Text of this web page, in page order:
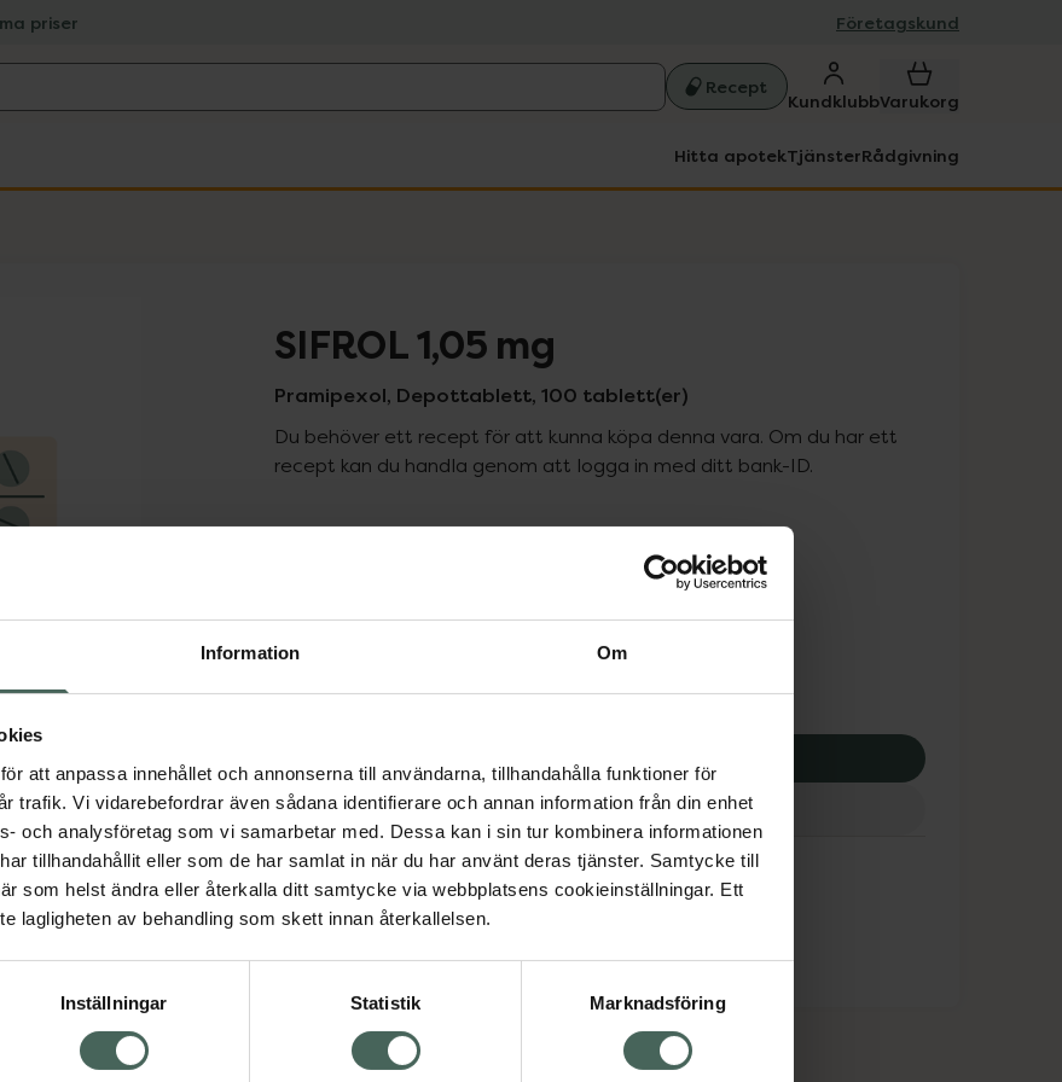
Information Om
att anpassa innehållet och annonserna till användarna, tillhandahålla funktioner för
trafik. Vi vidarebefordrar även sådana identifierare och annan information från din enhet
och analysföretag som vi samarbetar med. Dessa kan i sin tur kombinera informationen
tillhandahållit eller som de har samlat in när du har använt deras tjänster. Samtycke till
som helst ändra eller återkalla ditt samtycke via webbplatsens cookieinställningar. Ett
lagligheten av behandling som skett innan återkallelsen.
Inställningar Statistik Marknadsföring
priser Företagskund
Recept
KundklubbVarukorg
Hitta apotekTjänsterRådgivning
SIFROL 1,05 mg
Pramipexol, Depottablett, 100 tablett(er)
Du behöver ett recept för att kunna köpa denna vara. Om du har ett
recept kan du handla genom att logga in med ditt bank-ID.
Pris med recept
Högkostnadsskyddet gäller
1106,75 kr
I apotek:1106,75 kr
Köp via ditt recept
Aktuella erbjudanden
Visa
Om recept och läkemedel